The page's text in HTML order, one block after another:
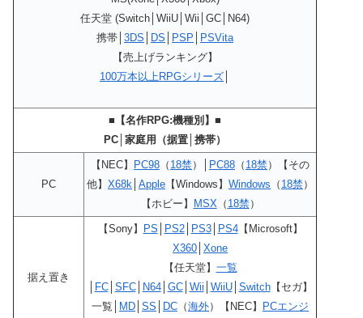
任天堂 (Switch│WiiU│Wii│GC│N64)
携帯│ 3DS DS PSP
PSVita
【売上げランキング】
100万本以上RPGシリーズ
■【名作RPG:機種別】■
PC│家庭用（据置│携帯）
PC
【NEC】 PC98 （ 18禁）│ PC88 （ 18禁）【その
他】 X68k Apple 【Windows】 Windows （ 18禁）
【ホビー】
MSX （ 18禁）
据え置き
【Sony】 PS PS2│ PS3│ PS4【Microsoft】
X360 Xone
【任天堂】 一覧
FC│ SFC│ N64│ GC│ Wii WiiU│ Switch【セガ】
一覧│
MD SS DC （海外）【NEC】
PCエンジ